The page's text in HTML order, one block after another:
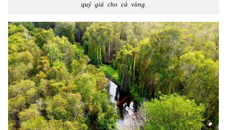
quý giá cho cả vùng.